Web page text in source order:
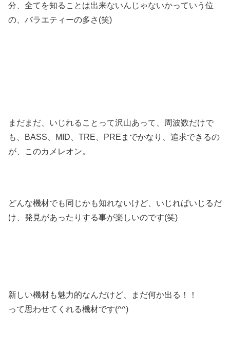
分、全てを知ることは出来ないんじゃないかっていう位
の、バラエティーの多さ(笑)
まだまだ、いじれることって沢山あって、周波数だけで
も、BASS、MID、TRE、PREまでかなり、追求できるの
が、このカメレオン。
どんな機材でも同じかも知れないけど、いじればいじるだ
け、発見があったりする事が楽しいのです(笑)
新しい機材も魅力的なんだけど、まだ何か出る！！
って思わせてくれる機材です(^^)